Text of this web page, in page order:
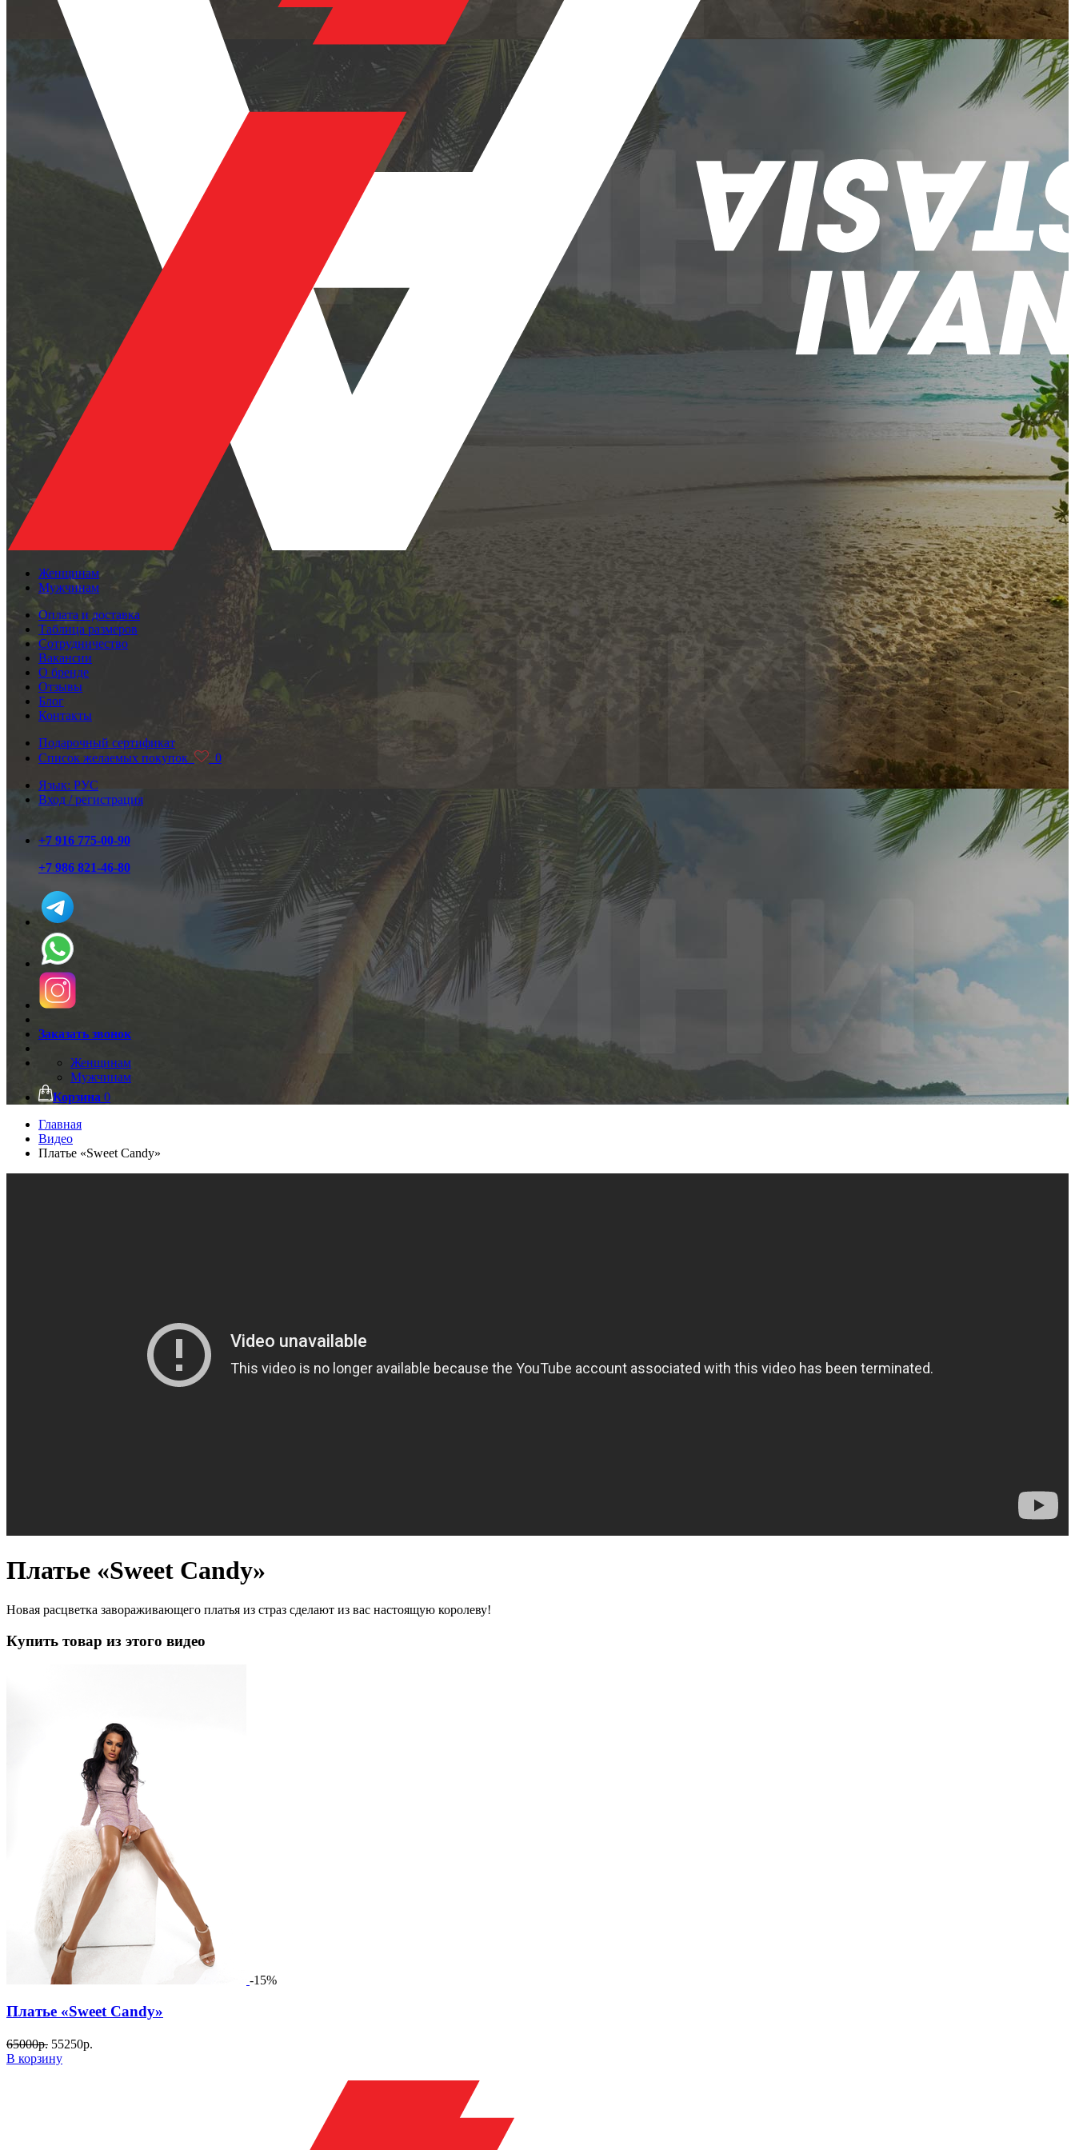
Женщинам
Мужчинам
Оплата и доставка
Таблица размеров
Сотрудничество
Вакансии
О бренде
Отзывы
Блог
Контакты
Подарочный сертификат
Список желаемых покупок
0
Язык: РУС
Вход / регистрация
+7 916 775-00-90
+7 986 821-46-80
Заказать звонок
Женщинам
Мужчинам
Корзина 0
Главная
Видео
Платье «Sweet Candy»
Платье «Sweet Candy»
Новая расцветка завораживающего платья из страз сделают из вас настоящую королеву!
Купить товар из этого видео
-15%
Платье «Sweet Candy»
65000р. 55250р.
В корзину